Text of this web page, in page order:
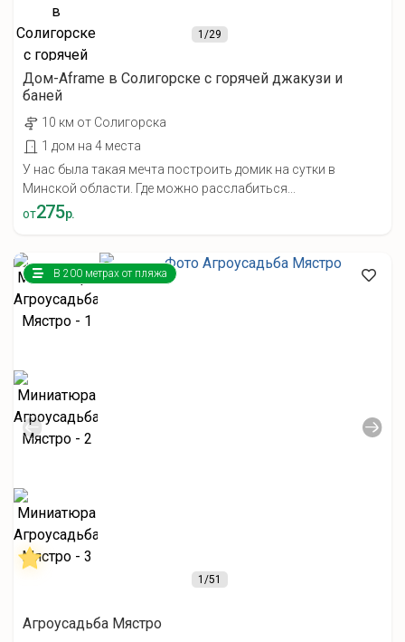
1/29
Дом-Aframe в Солигорске с горячей джакузи и
баней
10 км от Солигорска
1 дом на 4 места
У нас была такая мечта построить домик на сутки в
Минской области. Где можно расслабиться...
от275р.
1/51
В 200 метрах от пляжа
Агроусадьба Мястро